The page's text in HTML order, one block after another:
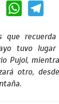
Email
que
tuvo
Pujol,
otro,